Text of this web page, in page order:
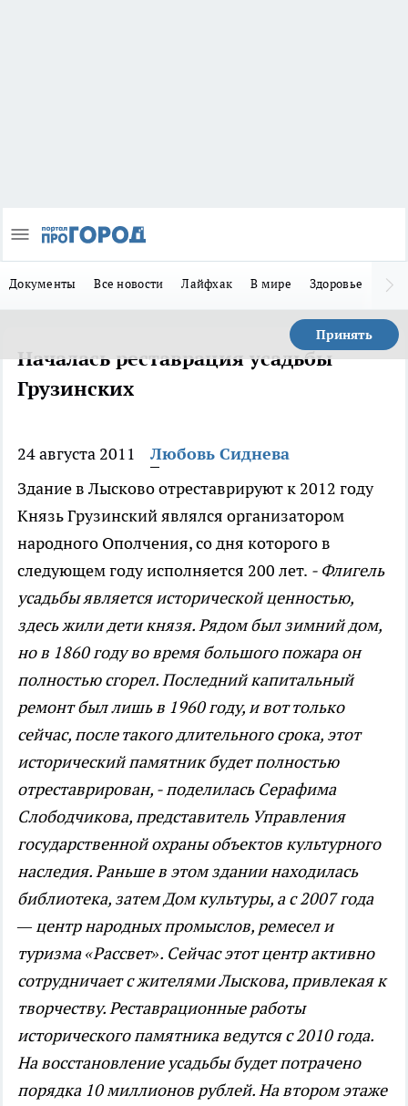
Документы Все новости Лайфхак В мире Здоровье
Принять
Началась реставрация усадьбы
Грузинских
24 августа 2011
Любовь Сиднева
Здание в Лысково отреставрируют к 2012 году
Князь Грузинский являлся организатором
народного Ополчения, со дня которого в
следующем году исполняется 200 лет. - Флигель
усадьбы является исторической ценностью,
здесь жили дети князя. Рядом был зимний дом,
но в 1860 году во время большого пожара он
полностью сгорел. Последний капитальный
ремонт был лишь в 1960 году, и вот только
сейчас, после такого длительного срока, этот
исторический памятник будет полностью
отреставрирован, - поделилась Серафима
Слободчикова, представитель Управления
государственной охраны объектов культурного
наследия. Раньше в этом здании находилась
библиотека, затем Дом культуры, а с 2007 года
— центр народных промыслов, ремесел и
туризма «Рассвет». Сейчас этот центр активно
сотрудничает с жителями Лыскова, привлекая к
творчеству. Реставрационные работы
исторического памятника ведутся с 2010 года.
На восстановление усадьбы будет потрачено
порядка 10 миллионов рублей. На втором этаже